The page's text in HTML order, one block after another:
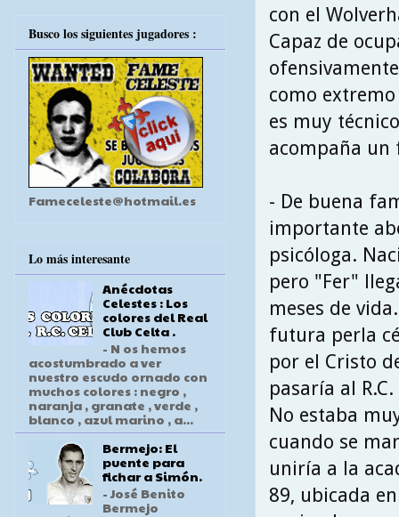
con el
Capaz de
como
es muy
acompaña
- De buena
importante
psicóloga.
pero "Fer"
meses de
futura perla
por el Cristo
pasaría al
No estaba
cuando se
uniría a la
89, ubicada
Busco los siguientes jugadores :
Fameceleste@hotmail.es
Lo más interesante
Anécdotas
Celestes : Los
colores del Real
Club Celta .
- N os hemos
acostumbrado a ver
nuestro escudo ornado con
muchos colores : negro ,
naranja , granate , verde ,
blanco , azul marino , a...
Bermejo: El
puente para
fichar a Simón.
- José Benito
Bermejo